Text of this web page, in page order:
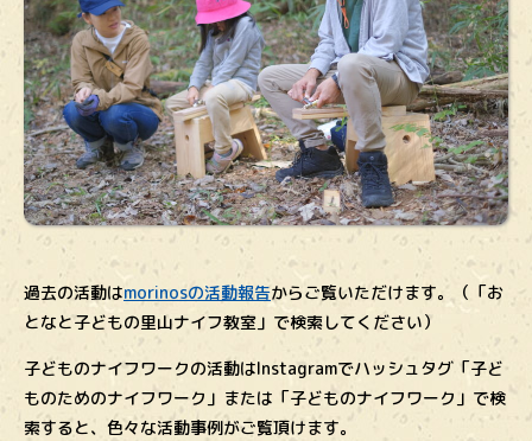
過去の活動はmorinosの活動報告からご覧いただけます。（「お
となと子どもの里山ナイフ教室」で検索してください）
子どものナイフワークの活動はInstagramでハッシュタグ「子ど
ものためのナイフワーク」または「子どものナイフワーク」で検
索すると、色々な活動事例がご覧頂けます。